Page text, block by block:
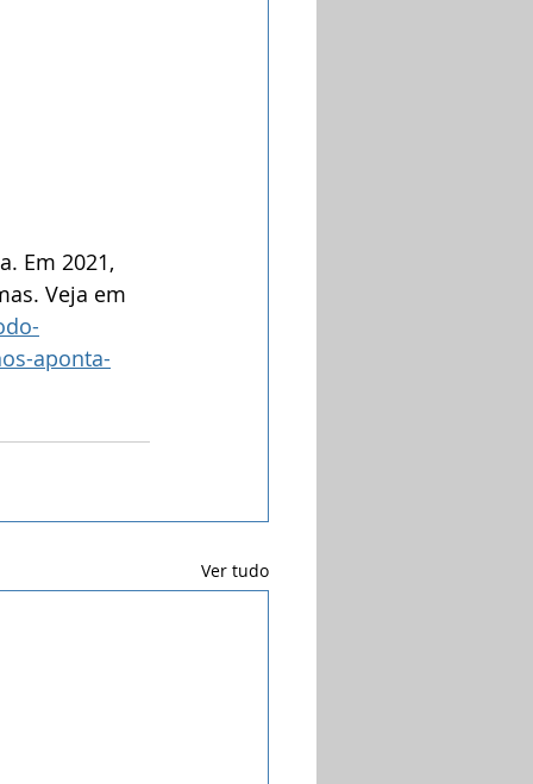
Em 2021,
Veja em
aponta-
Ver tudo